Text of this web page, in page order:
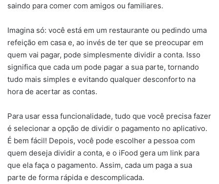
saindo para comer com amigos ou familiares.
Imagina só: você está em um restaurante ou pedindo uma
refeição em casa e, ao invés de ter que se preocupar em
quem vai pagar, pode simplesmente dividir a conta. Isso
significa que cada um pode pagar a sua parte, tornando
tudo mais simples e evitando qualquer desconforto na
hora de acertar as contas.
Para usar essa funcionalidade, tudo que você precisa fazer
é selecionar a opção de dividir o pagamento no aplicativo.
É bem fácil! Depois, você pode escolher a pessoa com
quem deseja dividir a conta, e o iFood gera um link para
que ela faça o pagamento. Assim, cada um paga a sua
parte de forma rápida e descomplicada.